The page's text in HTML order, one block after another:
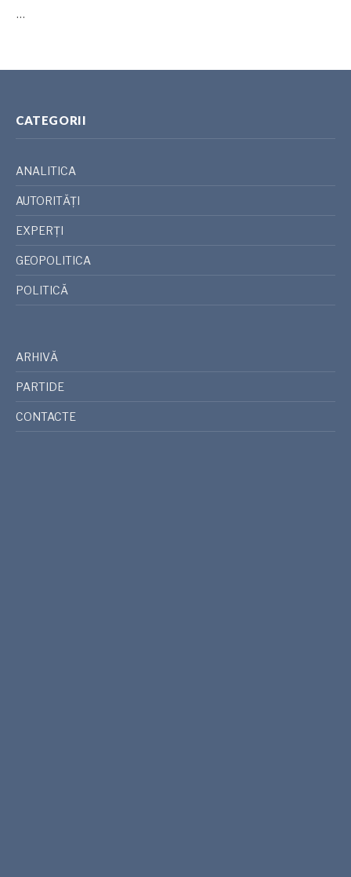
…
CATEGORII
ANALITICA
AUTORITĂȚI
EXPERȚI
GEOPOLITICA
POLITICĂ
ARHIVĂ
PARTIDE
CONTACTE